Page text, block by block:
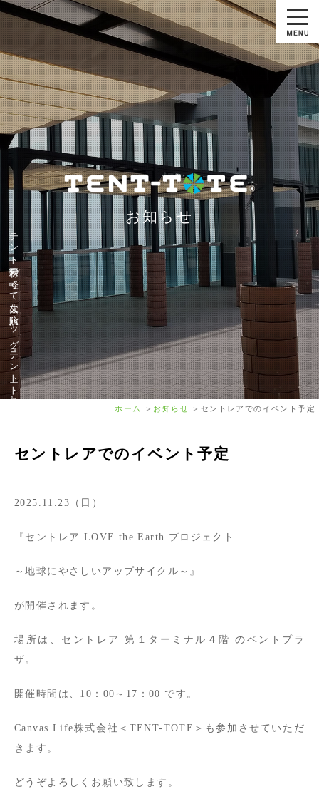
お知らせ
テント素材の軽くて丈夫な防水バッグ『テントート』
ホーム お知らせ セントレアでのイベント予定
セントレアでのイベント予定
2025.11.23（日）
『セントレア LOVE the Earth プロジェクト
～地球にやさしいアップサイクル～』
が開催されます。
場所は、セントレア 第１ターミナル４階 のベントプラ
ザ。
開催時間は、10：00～17：00 です。
Canvas Life株式会社＜TENT-TOTE＞も参加させていただ
きます。
どうぞよろしくお願い致します。